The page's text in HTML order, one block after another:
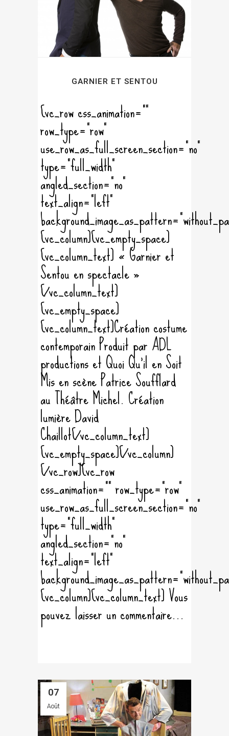
GARNIER ET SENTOU
[vc_row css_animation=""
row_type="row"
use_row_as_full_screen_section="no"
type="full_width"
angled_section="no"
text_align="left"
[vc_column][vc_empty_space]
[vc_column_text] « Garnier et
Sentou en spectacle »
[/vc_column_text]
[vc_empty_space]
[vc_column_text]Création costume
contemporain Produit par ADL
productions et Quoi Qu'il en Soit
Mis en scène Patrice Soufflard
au Théâtre Michel. Création
lumière David
Chaillot[/vc_column_text]
[vc_empty_space][/vc_column]
[/vc_row][vc_row
css_animation="" row_type="row"
use_row_as_full_screen_section="no"
type="full_width"
angled_section="no"
text_align="left"
[vc_column][vc_column_text] Vous
pouvez laisser un commentaire...
07
Août